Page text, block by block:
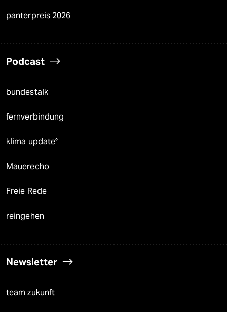
panterpreis 2026
Podcast
bundestalk
fernverbindung
klima update°
Mauerecho
Freie Rede
reingehen
Newsletter
team zukunft